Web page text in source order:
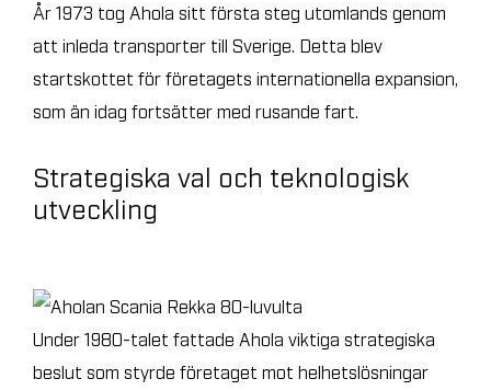
År 1973 tog Ahola sitt första steg utomlands genom
att inleda transporter till Sverige. Detta blev
startskottet för företagets internationella expansion,
som än idag fortsätter med rusande fart.
Strategiska val och teknologisk
utveckling
Under 1980-talet fattade Ahola viktiga strategiska
beslut som styrde företaget mot helhetslösningar